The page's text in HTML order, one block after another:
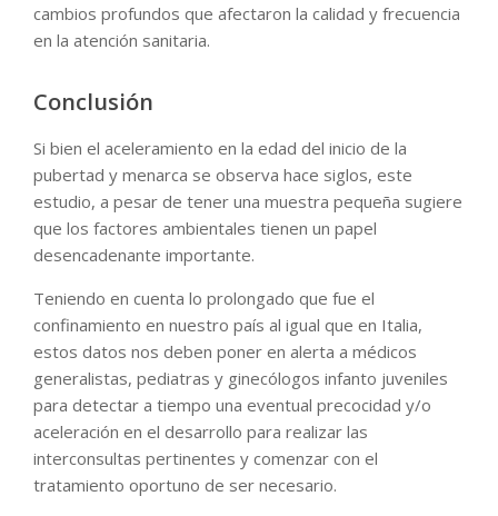
cambios profundos que afectaron la calidad y frecuencia
en la atención sanitaria.
Conclusión
Si bien el aceleramiento en la edad del inicio de la
pubertad y menarca se observa hace siglos, este
estudio, a pesar de tener una muestra pequeña sugiere
que los factores ambientales tienen un papel
desencadenante importante.
Teniendo en cuenta lo prolongado que fue el
confinamiento en nuestro país al igual que en Italia,
estos datos nos deben poner en alerta a médicos
generalistas, pediatras y ginecólogos infanto juveniles
para detectar a tiempo una eventual precocidad y/o
aceleración en el desarrollo para realizar las
interconsultas pertinentes y comenzar con el
tratamiento oportuno de ser necesario.